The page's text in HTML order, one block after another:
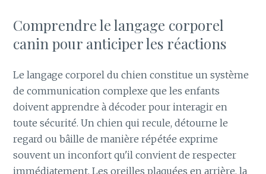
Comprendre le langage corporel
canin pour anticiper les réactions
Le langage corporel du chien constitue un système
de communication complexe que les enfants
doivent apprendre à décoder pour interagir en
toute sécurité. Un chien qui recule, détourne le
regard ou bâille de manière répétée exprime
souvent un inconfort qu'il convient de respecter
immédiatement. Les oreilles plaquées en arrière, la